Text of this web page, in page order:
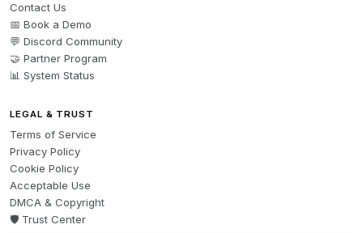
Contact Us
📅 Book a Demo
💬 Discord Community
🤝 Partner Program
📊 System Status
LEGAL & TRUST
Terms of Service
Privacy Policy
Cookie Policy
Acceptable Use
DMCA & Copyright
🛡️ Trust Center